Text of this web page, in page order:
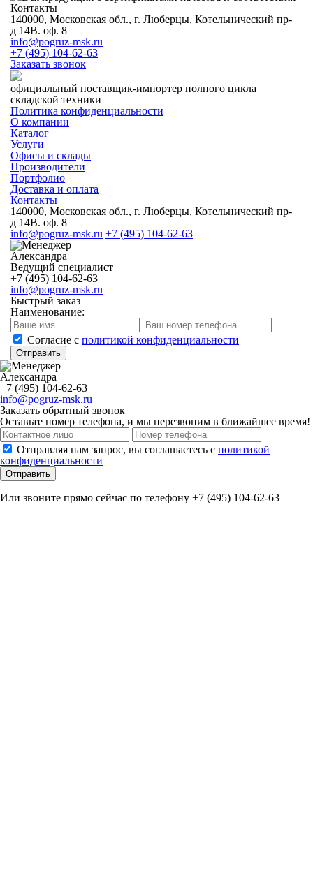
Контакты
140000, Московская обл., г. Люберцы, Котельнический пр-
д 14В. оф. 8
info@pogruz-msk.ru
+7 (495) 104-62-63
Заказать звонок
официальный поставщик-импортер полного цикла
складской техники
Политика конфиденциальности
О компании
Каталог
Услуги
Офисы и склады
Производители
Портфолио
Доставка и оплата
Контакты
140000, Московская обл., г. Люберцы, Котельнический пр-
д 14В. оф. 8
info@pogruz-msk.ru +7 (495) 104-62-63
Александра
Ведущий специалист
+7 (495) 104-62-63
info@pogruz-msk.ru
Быстрый заказ
Наименование:
Cогласие с политикой конфиденциальности
Отправить
Александра
+7 (495) 104-62-63
info@pogruz-msk.ru
Заказать обратный звонок
Оставьте номер телефона, и мы перезвоним в ближайшее время!
Отправляя нам запрос, вы соглашаетесь с политикой
конфиденциальности
Отправить
Или звоните прямо сейчас по телефону +7 (495) 104-62-63